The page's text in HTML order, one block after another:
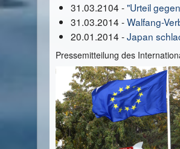
31.03.2104 -"Urteil
31.03.2014 -Walfang-
20.01.2014 -Japan
Pressemitteilung des